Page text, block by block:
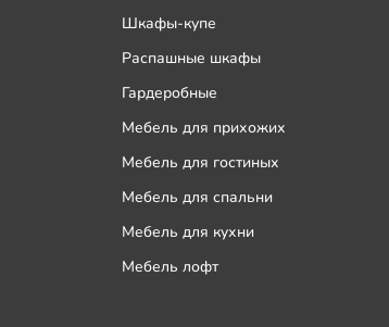
Шкафы-купе
Распашные шкафы
Гардеробные
Мебель для прихожих
Мебель для гостиных
Мебель для спальни
Мебель для кухни
Мебель лофт